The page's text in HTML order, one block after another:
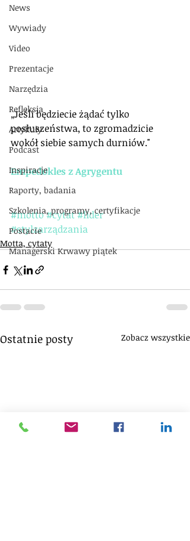
News
Wywiady
Video
Prezentacje
Narzędzia
Refleksja
Artykuły
Podcast
Inspiracje
Raporty, badania
Szkolenia, programy, certyfikacje
Postacie
Managerski Krwawy piątek
„Jeśli będziecie żądać tylko
posłuszeństwa, to zgromadzicie
wokół siebie samych durniów."
Empedokles z Agrygentu
#motto#cytat#lider
#stylzarządzania
Motta, cytaty
Ostatnie posty Zobacz wszystkie